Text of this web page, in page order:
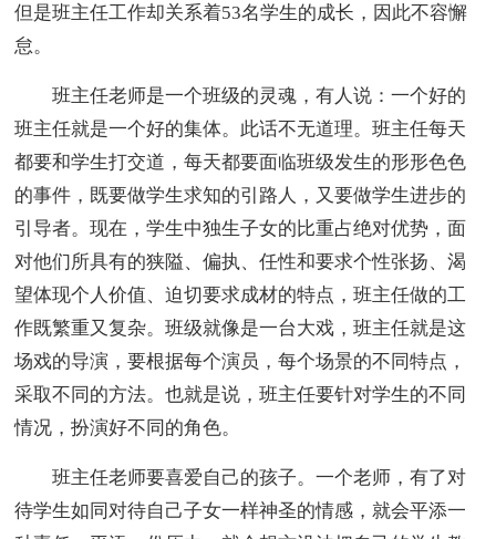
但是班主任工作却关系着53名学生的成长，因此不容懈
怠。
班主任老师是一个班级的灵魂，有人说：一个好的
班主任就是一个好的集体。此话不无道理。班主任每天
都要和学生打交道，每天都要面临班级发生的形形色色
的事件，既要做学生求知的引路人，又要做学生进步的
引导者。现在，学生中独生子女的比重占绝对优势，面
对他们所具有的狭隘、偏执、任性和要求个性张扬、渴
望体现个人价值、迫切要求成材的特点，班主任做的工
作既繁重又复杂。班级就像是一台大戏，班主任就是这
场戏的导演，要根据每个演员，每个场景的不同特点，
采取不同的方法。也就是说，班主任要针对学生的不同
情况，扮演好不同的角色。
班主任老师要喜爱自己的孩子。一个老师，有了对
待学生如同对待自己子女一样神圣的情感，就会平添一